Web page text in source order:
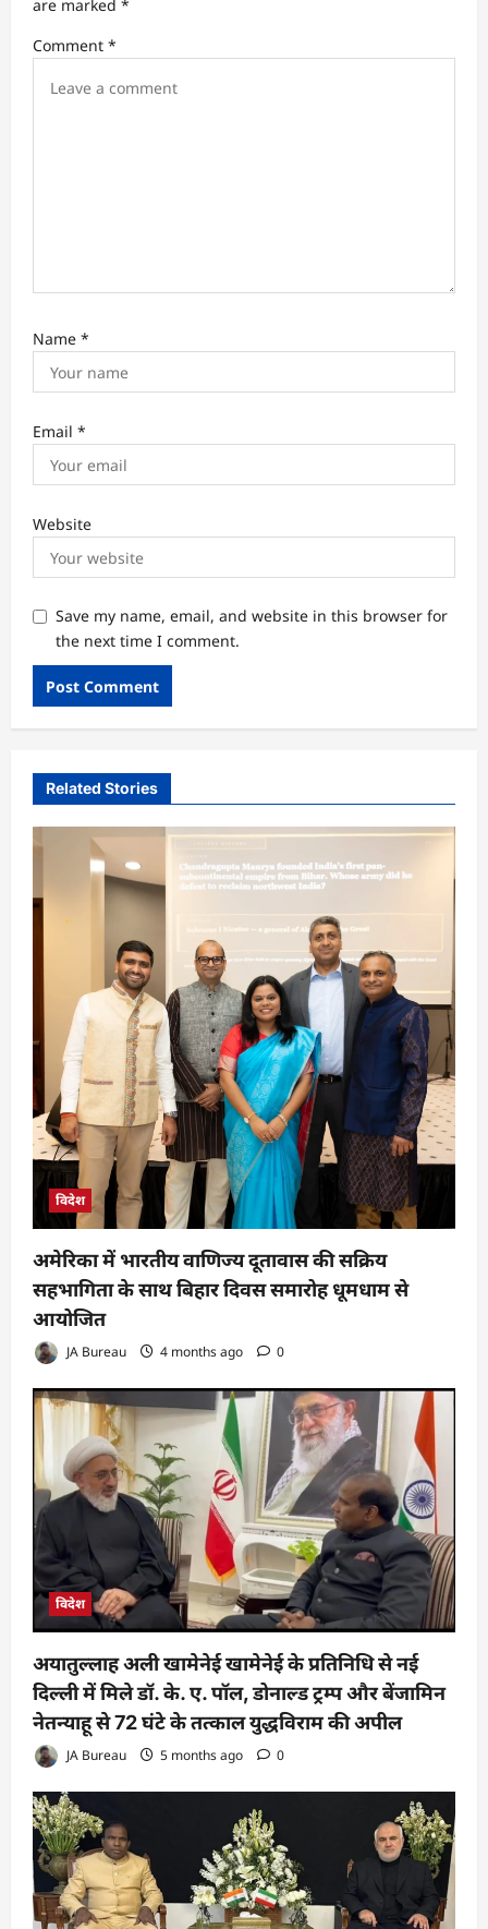
t
i
are marked *
Comment *
Name *
Email *
Website
Save my name, email, and website in this browser for
the next time I comment.
Related Stories
विदेश
अमेरिका में भारतीय वाणिज्य दूतावास की सक्रिय
सहभागिता के साथ बिहार दिवस समारोह धूमधाम से
आयोजित
JA Bureau 4 months ago 0
विदेश
अयातुल्लाह अली खामेनेई खामेनेई के प्रतिनिधि से नई
दिल्ली में मिले डॉ. के. ए. पॉल, डोनाल्ड ट्रम्प और बेंजामिन
नेतन्याहू से 72 घंटे के तत्काल युद्धविराम की अपील
JA Bureau 5 months ago 0